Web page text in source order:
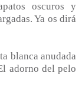
oscuros y
Ya os dirá
blanca anudada
adorno del pelo